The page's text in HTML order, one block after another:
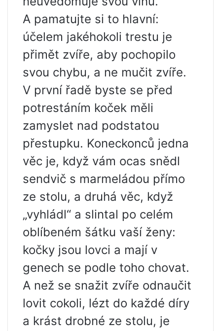
A pamatujte si to hlavní:
účelem jakéhokoli trestu je
přimět zvíře, aby pochopilo
svou chybu, a ne mučit zvíře.
V první řadě byste se před
potrestáním koček měli
zamyslet nad podstatou
přestupku. Koneckonců jedna
věc je, když vám ocas snědl
sendvič s marmeládou přímo
ze stolu, a druhá věc, když
„vyhládl“ a slintal po celém
oblíbeném šátku vaší ženy:
kočky jsou lovci a mají v
genech se podle toho chovat.
A než se snažit zvíře odnaučit
lovit cokoli, lézt do každé díry
a krást drobné ze stolu, je